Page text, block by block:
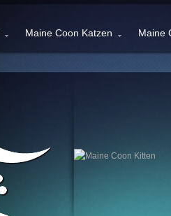
Maine Coon Katzen Maine